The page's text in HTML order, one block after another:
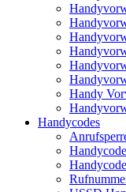
Handy
Handycodes